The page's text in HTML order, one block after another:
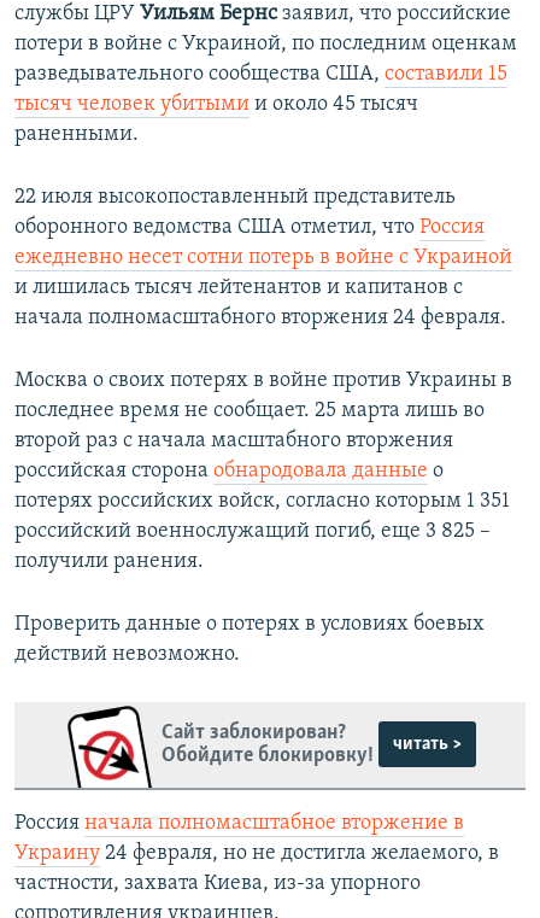
службы ЦРУ Уильям Бернсзаявил, что российские
потери в войне с Украиной, по последним оценкам
разведывательного сообщества США, составили 15
тысяч человек убитыми и около 45 тысяч
раненными.
22 июля высокопоставленный представитель
оборонного ведомства США отметил, что Россия
ежедневно несет сотни потерь в войне с Украиной
и лишилась тысяч лейтенантов и капитанов с
начала полномасштабного вторжения 24 февраля.
Москва о своих потерях в войне против Украины в
последнее время не сообщает. 25 марта лишь во
второй раз с начала масштабного вторжения
российская сторона обнародовала данные о
потерях российских войск, согласно которым 1 351
российский военнослужащий погиб, еще 3 825 –
получили ранения.
Проверить данные о потерях в условиях боевых
действий невозможно.
Сайт заблокирован?
Обойдите блокировку!
читать >
Россия начала полномасштабное вторжение в
Украину 24 февраля, но не достигла желаемого, в
частности, захвата Киева, из-за упорного
сопротивления украинцев.